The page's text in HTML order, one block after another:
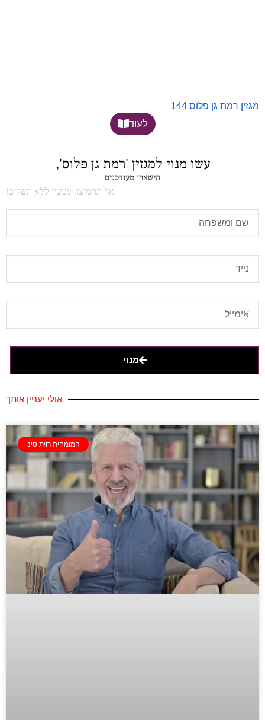
מגזין רמת גן פלוס 144
לעוד
עשו מנוי למגזין 'רמת גן פלוס',
הישארו מעודכנים
אל תחמיצו, עכשיו ללא תשלום!
מנוי
אולי יעניין אותך
המומחית רוית סיני